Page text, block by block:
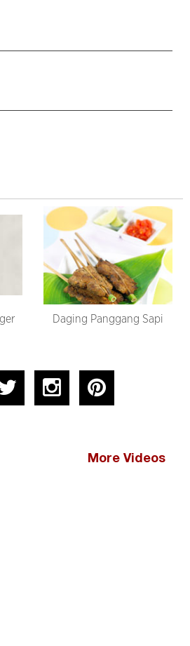
Daging Panggang Sapi
More Videos